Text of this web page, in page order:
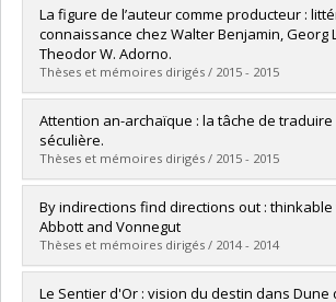
Diplômé(e) :Grenier, Philippe
Cycle :Maîtrise
Diplôme obtenu :
Lien vers le document dans Papyrus
La figure de l’auteur comme producteur :
connaissance chez Walter Benjamin, Georg
Theodor W. Adorno.
Thèses et mémoires dirigés / 2015 - 2015
Diplômé(e) :Leguerrier, Louis-Thomas
Cycle :Maîtrise
Diplôme obtenu :M.A.
Lien vers le document dans Papyrus
Attention an-archaïque : la tâche de traduire
séculière.
Thèses et mémoires dirigés / 2015 - 2015
Diplômé(e) :Reinhardt, Marc-Alexandre
Cycle : Doctorat
Diplôme obtenu :Ph. D.
Lien vers le document dans Papyrus
By indirections find directions out :
Abbott and Vonnegut
Thèses et mémoires dirigés / 2014 - 2014
Diplômé(e) :Faucher, Benoît
Le Sentier d'Or : vision du destin dans Dune